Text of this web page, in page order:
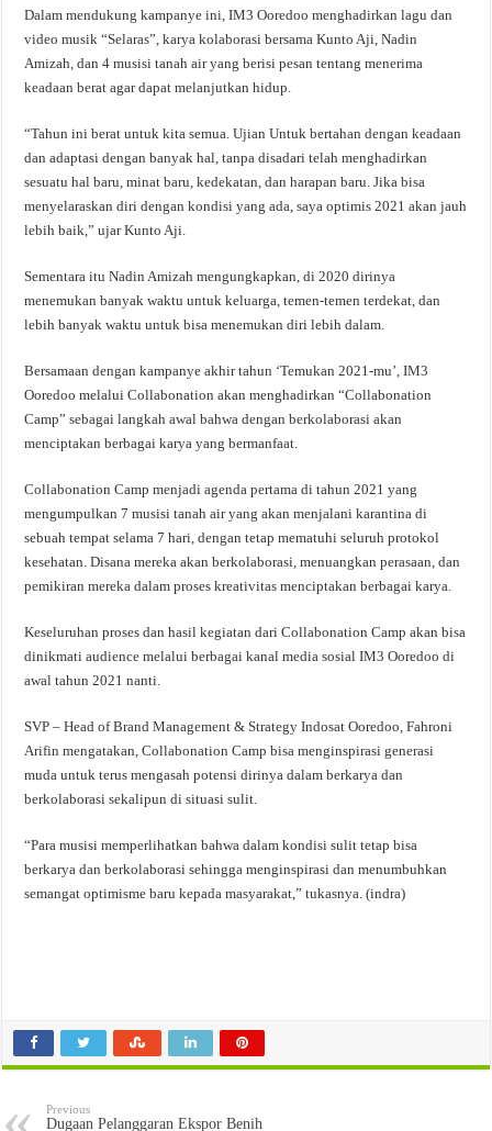
Dalam mendukung kampanye ini, IM3 Ooredoo menghadirkan lagu dan
video musik “Selaras”, karya kolaborasi bersama Kunto Aji, Nadin
Amizah, dan 4 musisi tanah air yang berisi pesan tentang menerima
keadaan berat agar dapat melanjutkan hidup.
“Tahun ini berat untuk kita semua. Ujian Untuk bertahan dengan keadaan
dan adaptasi dengan banyak hal, tanpa disadari telah menghadirkan
sesuatu hal baru, minat baru, kedekatan, dan harapan baru. Jika bisa
menyelaraskan diri dengan kondisi yang ada, saya optimis 2021 akan jauh
lebih baik,” ujar Kunto Aji.
Sementara itu Nadin Amizah mengungkapkan, di 2020 dirinya
menemukan banyak waktu untuk keluarga, temen-temen terdekat, dan
lebih banyak waktu untuk bisa menemukan diri lebih dalam.
Bersamaan dengan kampanye akhir tahun ‘Temukan 2021-mu’, IM3
Ooredoo melalui Collabonation akan menghadirkan “Collabonation
Camp” sebagai langkah awal bahwa dengan berkolaborasi akan
menciptakan berbagai karya yang bermanfaat.
Collabonation Camp menjadi agenda pertama di tahun 2021 yang
mengumpulkan 7 musisi tanah air yang akan menjalani karantina di
sebuah tempat selama 7 hari, dengan tetap mematuhi seluruh protokol
kesehatan. Disana mereka akan berkolaborasi, menuangkan perasaan, dan
pemikiran mereka dalam proses kreativitas menciptakan berbagai karya.
Keseluruhan proses dan hasil kegiatan dari Collabonation Camp akan bisa
dinikmati audience melalui berbagai kanal media sosial IM3 Ooredoo di
awal tahun 2021 nanti.
SVP – Head of Brand Management & Strategy Indosat Ooredoo, Fahroni
Arifin mengatakan, Collabonation Camp bisa menginspirasi generasi
muda untuk terus mengasah potensi dirinya dalam berkarya dan
berkolaborasi sekalipun di situasi sulit.
“Para musisi memperlihatkan bahwa dalam kondisi sulit tetap bisa
berkarya dan berkolaborasi sehingga menginspirasi dan menumbuhkan
semangat optimisme baru kepada masyarakat,” tukasnya. (indra)
Previous
Dugaan Pelanggaran Ekspor Benih